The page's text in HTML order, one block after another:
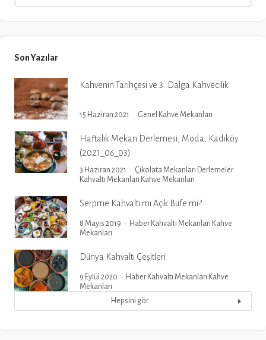
Son Yazılar
Kahvenin Tarihçesi ve 3. Dalga Kahvecilik
15 Haziran 2021 Genel Kahve Mekanları
Haftalık Mekan Derlemesi, Moda, Kadıköy
(2021_06_03)
3 Haziran 2021 Çikolata Mekanları Derlemeler
Kahvaltı Mekanları Kahve Mekanları
Serpme Kahvaltı mı Açık Büfe mi?
8 Mayıs 2019 Haber Kahvaltı Mekanları Kahve
Mekanları
Dünya Kahvaltı Çeşitleri
9 Eylül 2020 Haber Kahvaltı Mekanları Kahve
Mekanları
Hepsini gör